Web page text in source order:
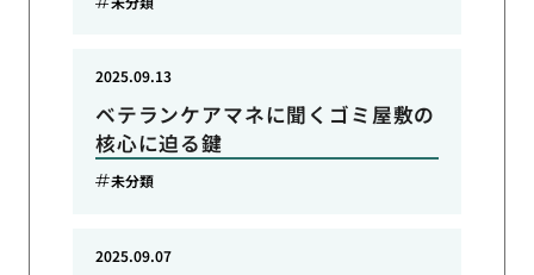
ベテランケアマネに聞くゴミ屋敷の
核心に迫る鍵
2025.09.13
未分類
2025.09.07